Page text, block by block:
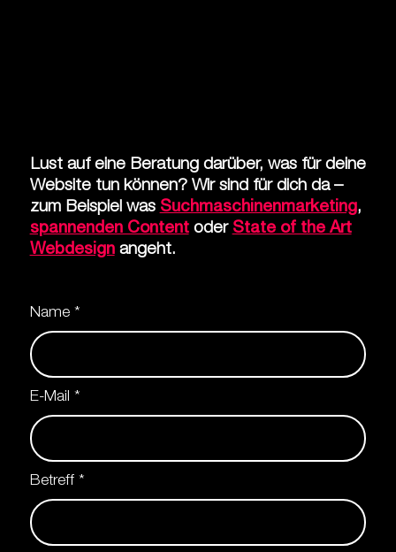
Lust auf eine Beratung darüber, was für deine
Website tun können? Wir sind für dich da –
zum Beispiel was Suchmaschinenmarketing,
spannenden Contentoder State of the Art
Webdesignangeht.
Name *
E-Mail *
Betreff *